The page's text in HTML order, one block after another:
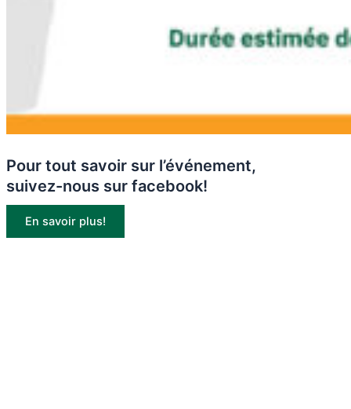
Pour tout savoir sur l’événement,
suivez-nous sur facebook!
En savoir plus!